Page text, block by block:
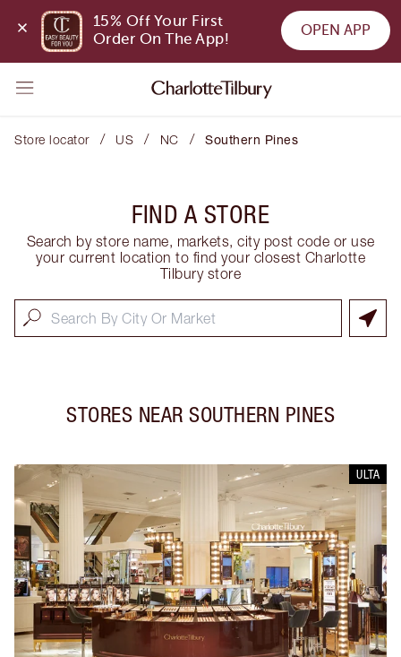
15% Off Your First
Order On The App!
OPEN APP
Store locator / US / NC / Southern Pines
FIND A STORE
Search by store name, markets, city post code or use
your current location to find your closest Charlotte
Tilbury store
STORES NEAR SOUTHERN PINES
ULTA